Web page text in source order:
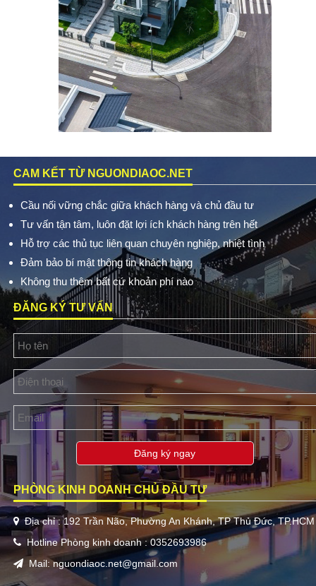
CAM KẾT TỪ NGUONDIAOC.NET
Cầu nối vững chắc giữa khách hàng và chủ đầu tư
Tư vấn tận tâm, luôn đặt lợi ích khách hàng trên hết
Hỗ trợ các thủ tục liên quan chuyên nghiệp, nhiệt tình
Đảm bảo bí mật thông tin khách hàng
Không thu thêm bất cứ khoản phí nào
ĐĂNG KÝ TƯ VẤN
Đăng ký ngay
PHÒNG KINH DOANH CHỦ ĐẦU TƯ
Địa chỉ : 192 Trần Não, Phường An Khánh, TP Thủ Đức, TP.HCM
Hotline Phòng kinh doanh : 0352693986
Mail: nguondiaoc.net@gmail.com